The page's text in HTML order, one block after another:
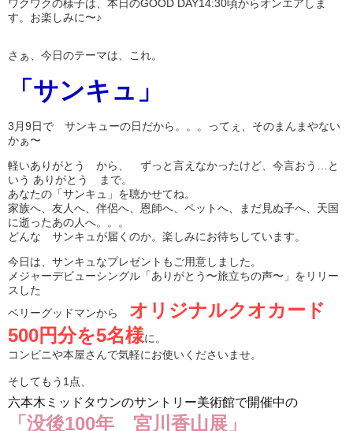
ワクワクの様子は、本日のGOOD DAY14:30頃からオンエアしま
す。お楽しみに〜♪
さぁ、今日のテーマは、これ。
「サンキュ」
3月9日で サンキューの日だから。。。ってぇ、そのまんまやない
かぁ〜
軽いありがとう から、 ずっと言えなかったけど、今言おう…と
いう ありがとう まで。
あなたの「サンキュ」を聴かせてね。
家族へ、友人へ、伴侶へ、恩師へ、ペットへ、まだ見ぬ子へ、天国
に逝ったあの人へ。。。
どんな サンキュが届くのか。楽しみにお待ちしています。
今日は、サンキュなプレゼントもご用意しました。
メジャーデビューシングル「ありがとう〜旅立ちの声〜」をリリー
スした
ベリーグッドマンから オリジナルクオカード
500円分を5名様に。
コンビニや本屋さんで気軽にお使いくださいませ。
そしてもう1点、
六本木ミッドタウンのサントリー美術館で開催中の
「没後100年 宮川香山展」